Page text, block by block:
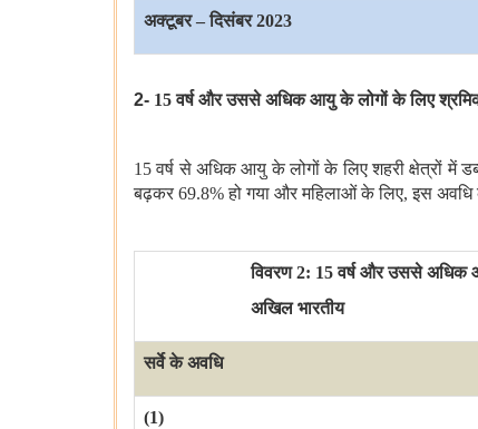
अक्टूबर–दिसंबर2023
2- 15वर्ष और उससे अधिक आयु के लोगों के लिए
15वर्ष से अधिक आयु के लोगों के लिए शहरी क्षेत्रों में
बढ़कर 69.8%हो गया और महिलाओं के लिए,इस अवधि
विवरण2: 15वर्ष और उससे अधिक
अखिल भारतीय
सर्वे के अवधि
(1)